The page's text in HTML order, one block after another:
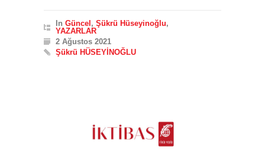
In Güncel, Şükrü Hüseyinoğlu,
YAZARLAR
2 Ağustos 2021
Şükrü HÜSEYİNOĞLU